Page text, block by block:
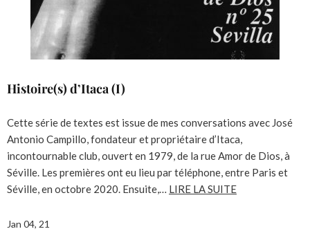
Histoire(s) d’Itaca (I)
Cette série de textes est issue de mes conversations avec José
Antonio Campillo, fondateur et propriétaire d’Itaca,
incontournable club, ouvert en 1979, de la rue Amor de Dios, à
Séville. Les premières ont eu lieu par téléphone, entre Paris et
Séville, en octobre 2020. Ensuite,… LIRE LA SUITE
Jan 04, 21